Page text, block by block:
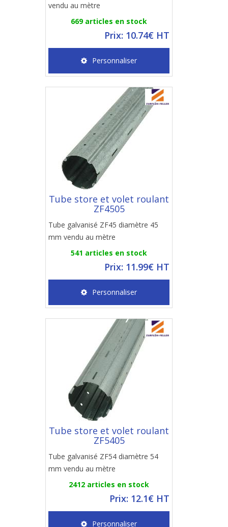
vendu au mètre
669 articles en stock
Prix: 10.74€ HT
Personnaliser
Tube store et volet roulant
ZF4505
Tube galvanisé ZF45 diamètre 45
mm vendu au mètre
541 articles en stock
Prix: 11.99€ HT
Personnaliser
Tube store et volet roulant
ZF5405
Tube galvanisé ZF54 diamètre 54
mm vendu au mètre
2412 articles en stock
Prix: 12.1€ HT
Personnaliser